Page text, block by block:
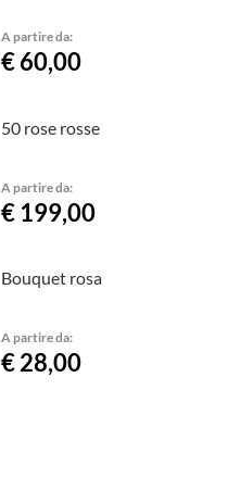
A partire da:
€ 60,00
50 rose rosse
A partire da:
€ 199,00
Bouquet rosa
A partire da:
€ 28,00